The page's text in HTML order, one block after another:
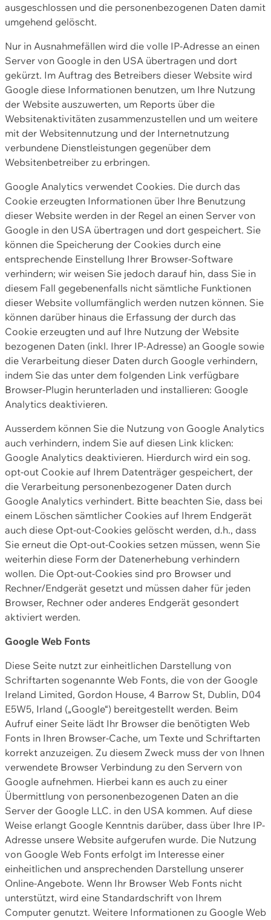
ausgeschlossen und die personenbezogenen Daten damit
umgehend gelöscht.
Nur in Ausnahmefällen wird die volle IP-Adresse an einen
Server von Google in den USA übertragen und dort
gekürzt. Im Auftrag des Betreibers dieser Website wird
Google diese Informationen benutzen, um Ihre Nutzung
der Website auszuwerten, um Reports über die
Websitenaktivitäten zusammenzustellen und um weitere
mit der Websitennutzung und der Internetnutzung
verbundene Dienstleistungen gegenüber dem
Websitenbetreiber zu erbringen.
Google Analytics verwendet Cookies. Die durch das
Cookie erzeugten Informationen über Ihre Benutzung
dieser Website werden in der Regel an einen Server von
Google in den USA übertragen und dort gespeichert. Sie
können die Speicherung der Cookies durch eine
entsprechende Einstellung Ihrer Browser-Software
verhindern; wir weisen Sie jedoch darauf hin, dass Sie in
diesem Fall gegebenenfalls nicht sämtliche Funktionen
dieser Website vollumfänglich werden nutzen können. Sie
können darüber hinaus die Erfassung der durch das
Cookie erzeugten und auf Ihre Nutzung der Website
bezogenen Daten (inkl. Ihrer IP-Adresse) an Google sowie
die Verarbeitung dieser Daten durch Google verhindern,
indem Sie das unter dem folgenden Link verfügbare
Browser-Plugin herunterladen und installieren: Google
Analytics deaktivieren.
Ausserdem können Sie die Nutzung von Google Analytics
auch verhindern, indem Sie auf diesen Link klicken:
Google Analytics deaktivieren. Hierdurch wird ein sog.
opt-out Cookie auf Ihrem Datenträger gespeichert, der
die Verarbeitung personenbezogener Daten durch
Google Analytics verhindert. Bitte beachten Sie, dass bei
einem Löschen sämtlicher Cookies auf Ihrem Endgerät
auch diese Opt-out-Cookies gelöscht werden, d.h., dass
Sie erneut die Opt-out-Cookies setzen müssen, wenn Sie
weiterhin diese Form der Datenerhebung verhindern
wollen. Die Opt-out-Cookies sind pro Browser und
Rechner/Endgerät gesetzt und müssen daher für jeden
Browser, Rechner oder anderes Endgerät gesondert
aktiviert werden.
Google Web Fonts
Diese Seite nutzt zur einheitlichen Darstellung von
Schriftarten sogenannte Web Fonts, die von der Google
Ireland Limited, Gordon House, 4 Barrow St, Dublin, D04
E5W5, Irland („Google“) bereitgestellt werden. Beim
Aufruf einer Seite lädt Ihr Browser die benötigten Web
Fonts in Ihren Browser-Cache, um Texte und Schriftarten
korrekt anzuzeigen. Zu diesem Zweck muss der von Ihnen
verwendete Browser Verbindung zu den Servern von
Google aufnehmen. Hierbei kann es auch zu einer
Übermittlung von personenbezogenen Daten an die
Server der Google LLC. in den USA kommen. Auf diese
Weise erlangt Google Kenntnis darüber, dass über Ihre IP-
Adresse unsere Website aufgerufen wurde. Die Nutzung
von Google Web Fonts erfolgt im Interesse einer
einheitlichen und ansprechenden Darstellung unserer
Online-Angebote. Wenn Ihr Browser Web Fonts nicht
unterstützt, wird eine Standardschrift von Ihrem
Computer genutzt. Weitere Informationen zu Google Web